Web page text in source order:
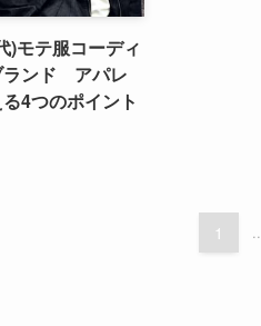
)モテ服コーディ
ランド アパレ
4つのポイント
1